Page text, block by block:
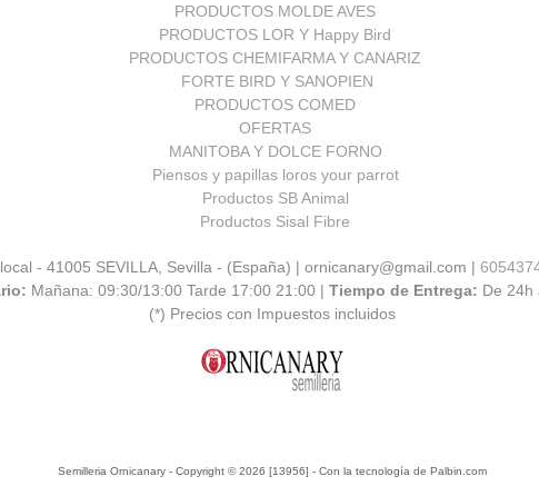
PRODUCTOS MOLDE AVES
PRODUCTOS LOR Y Happy Bird
PRODUCTOS CHEMIFARMA Y CANARIZ
FORTE BIRD Y SANOPIEN
PRODUCTOS COMED
OFERTAS
MANITOBA Y DOLCE FORNO
Piensos y papillas loros your parrot
Productos SB Animal
Productos Sisal Fibre
- 41005 SEVILLA, Sevilla - (España) | ornicanary@gmail.com |
Mañana: 09:30/13:00 Tarde 17:00 21:00 |Tiempo de Entrega: De 24h
(*) Precios con Impuestos incluidos
Semilleria Ornicanary - Copyright © 2026 [13956] - Con la tecnología de Palbin.com